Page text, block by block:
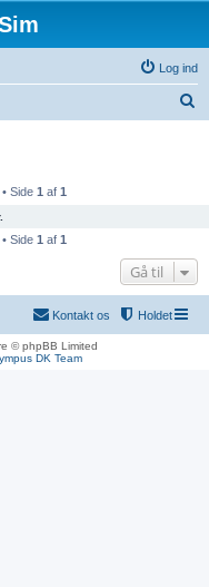
Log ind
Side 1 af 1
Side 1 af 1
Gå til
Holdet
Kontakt os
© phpBB Limited
DK Team